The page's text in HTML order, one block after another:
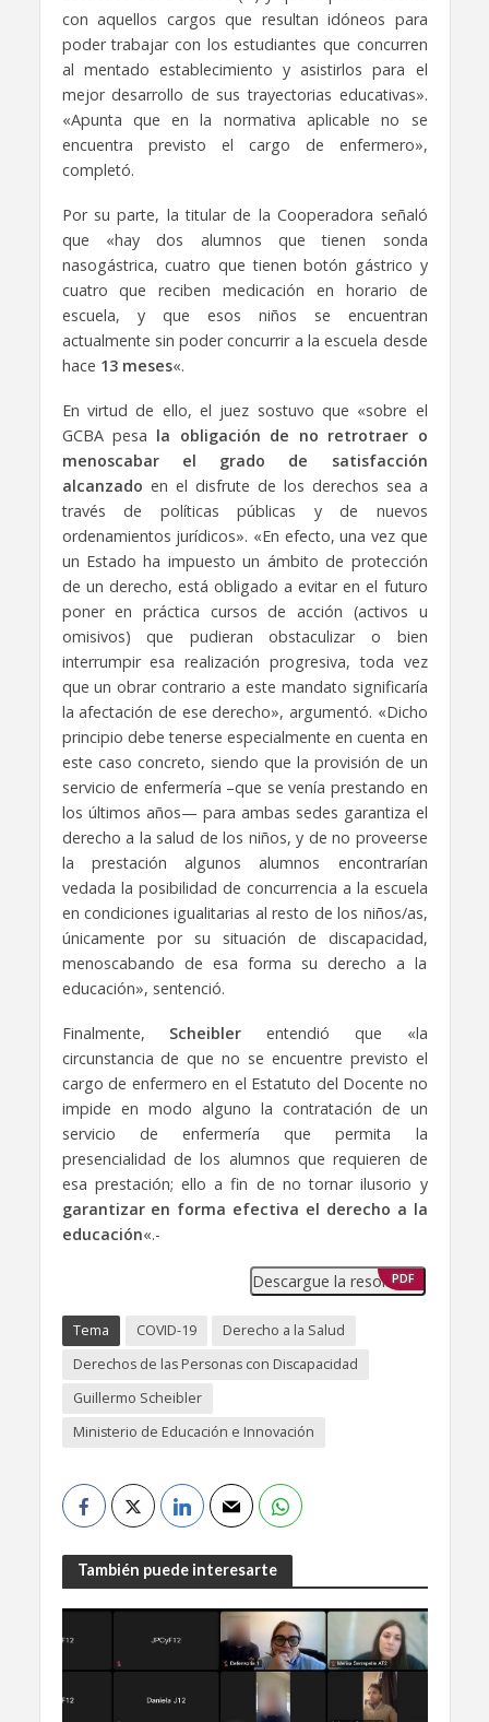
con aquellos cargos que resultan idóneos para
poder trabajar con los estudiantes que concurren
al mentado establecimiento y asistirlos para el
mejor desarrollo de sus trayectorias educativas».
«Apunta que en la normativa aplicable no se
encuentra previsto el cargo de enfermero»,
completó.
Por su parte, la titular de la Cooperadora señaló
que «hay dos alumnos que tienen sonda
nasogástrica, cuatro que tienen botón gástrico y
cuatro que reciben medicación en horario de
escuela, y que esos niños se encuentran
actualmente sin poder concurrir a la escuela desde
hace 13 meses«.
En virtud de ello, el juez sostuvo que «sobre el
GCBA pesa la obligación de no retrotraer o
menoscabar el grado de satisfacción
alcanzado en el disfrute de los derechos sea a
través de políticas públicas y de nuevos
ordenamientos jurídicos». «En efecto, una vez que
un Estado ha impuesto un ámbito de protección
de un derecho, está obligado a evitar en el futuro
poner en práctica cursos de acción (activos u
omisivos) que pudieran obstaculizar o bien
interrumpir esa realización progresiva, toda vez
que un obrar contrario a este mandato significaría
la afectación de ese derecho», argumentó. «Dicho
principio debe tenerse especialmente en cuenta en
este caso concreto, siendo que la provisión de un
servicio de enfermería –que se venía prestando en
los últimos años— para ambas sedes garantiza el
derecho a la salud de los niños, y de no proveerse
la prestación algunos alumnos encontrarían
vedada la posibilidad de concurrencia a la escuela
en condiciones igualitarias al resto de los niños/as,
únicamente por su situación de discapacidad,
menoscabando de esa forma su derecho a la
educación», sentenció.
Finalmente, Scheibler entendió que «la
circunstancia de que no se encuentre previsto el
cargo de enfermero en el Estatuto del Docente no
impide en modo alguno la contratación de un
servicio de enfermería que permita la
presencialidad de los alumnos que requieren de
esa prestación; ello a fin de no tornar ilusorio y
garantizar en forma efectiva el derecho a la
educación«.-
Descargue la resolución
PDF
Tema COVID-19
Derecho a la Salud
Derechos de las Personas con Discapacidad
Guillermo Scheibler
Ministerio de Educación e Innovación
También puede interesarte